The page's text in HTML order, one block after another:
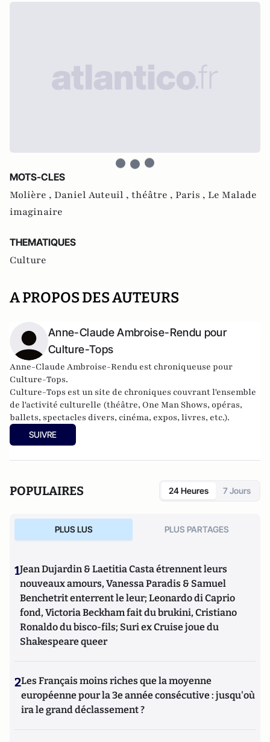
MOTS-CLES
Molière , Daniel Auteuil , théâtre , Paris , Le Malade
imaginaire
THEMATIQUES
Culture
A PROPOS DES AUTEURS
Anne-Claude Ambroise-Rendu pour
Culture-Tops
Anne-Claude Ambroise-Rendu est chroniqueuse pour
Culture-Tops.
Culture-Tops est un site de chroniques couvrant l'ensemble
de l'activité culturelle (théâtre, One Man Shows, opéras,
ballets, spectacles divers, cinéma, expos, livres, etc.).
SUIVRE
POPULAIRES 24 Heures 7 Jours
PLUS LUS PLUS PARTAGES
1Jean Dujardin & Laetitia Casta étrennent leurs
nouveaux amours, Vanessa Paradis & Samuel
Benchetrit enterrent le leur; Leonardo di Caprio
fond, Victoria Beckham fait du brukini, Cristiano
Ronaldo du bisco-fils; Suri ex Cruise joue du
Shakespeare queer
2Les Français moins riches que la moyenne
européenne pour la 3e année consécutive : jusqu'où
ira le grand déclassement ?